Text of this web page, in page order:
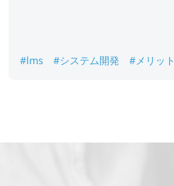
#lms #システム開発 #メリット